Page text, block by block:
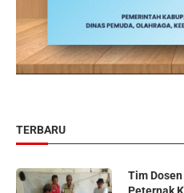
TERBARU
Tim
Peternak